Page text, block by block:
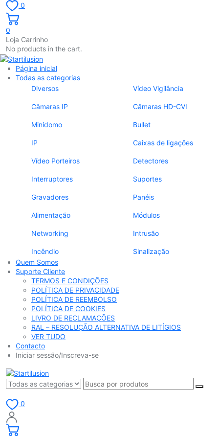
0
0
Loja Carrinho
No products in the cart.
Página inicial
Todas as categorias
Diversos
Vídeo Vigilância
Câmaras IP Câmaras HD-CVI
Minidomo Bullet
IP Caixas de ligações
Vídeo Porteiros Detectores
Interruptores Suportes
Gravadores Panéis
Alimentação Módulos
Networking Intrusão
Incêndio
Sinalização
Quem Somos
Suporte Cliente
TERMOS E CONDIÇÕES
POLÍTICA DE PRIVACIDADE
POLÍTICA DE REEMBOLSO
POLÍTICA DE COOKIES
LIVRO DE RECLAMAÇÕES
RAL – RESOLUÇÃO ALTERNATIVA DE LITÍGIOS
VER TUDO
Contacto
Iniciar sessão/Inscreva-se
0